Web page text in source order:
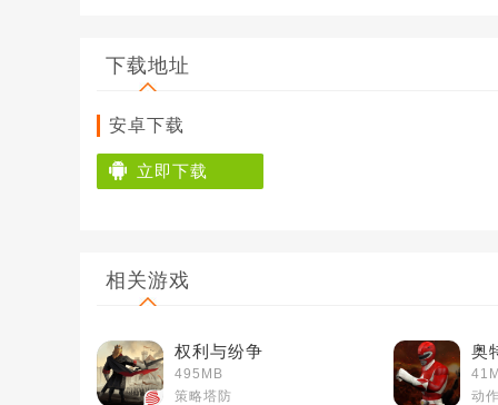
下载地址
安卓下载
立即下载
相关游戏
权利与纷争
495MB
策略塔防
奥
动